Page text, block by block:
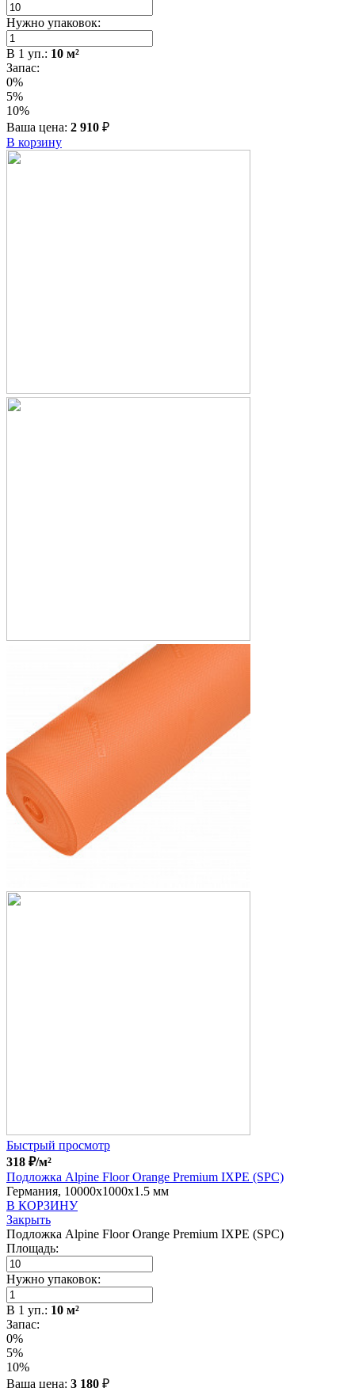
Нужно упаковок:
В 1 уп.: 10 м²
Запас:
0%
5%
10%
Ваша цена: 2 910 ₽
В корзину
Быстрый просмотр
318 ₽/м²
Подложка Alpine Floor Orange Premium IXPE (SPC)
Германия, 10000x1000x1.5 мм
В КОРЗИНУ
Закрыть
Подложка Alpine Floor Orange Premium IXPE (SPC)
Площадь:
Нужно упаковок:
В 1 уп.: 10 м²
Запас:
0%
5%
10%
Ваша цена: 3 180 ₽